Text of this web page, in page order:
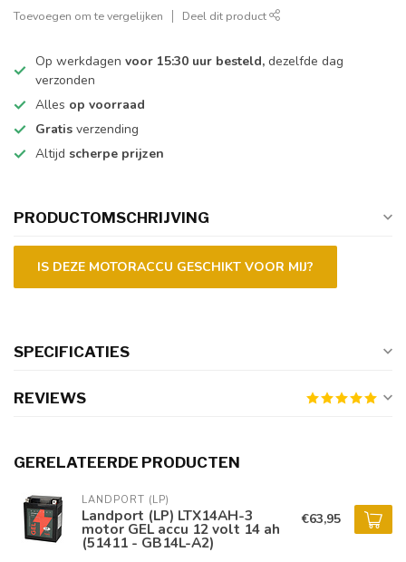
Toevoegen om te vergelijken Deel dit product
Op werkdagen voor 15:30 uur besteld, dezelfde dag
verzonden
Alles op voorraad
Gratis verzending
Altijd scherpe prijzen
PRODUCTOMSCHRIJVING
IS DEZE MOTORACCU GESCHIKT VOOR MIJ?
SPECIFICATIES
REVIEWS
GERELATEERDE PRODUCTEN
LANDPORT (LP)
Landport (LP) LTX14AH-3
motor GEL accu 12 volt 14 ah
(51411 - GB14L-A2)
€63,95